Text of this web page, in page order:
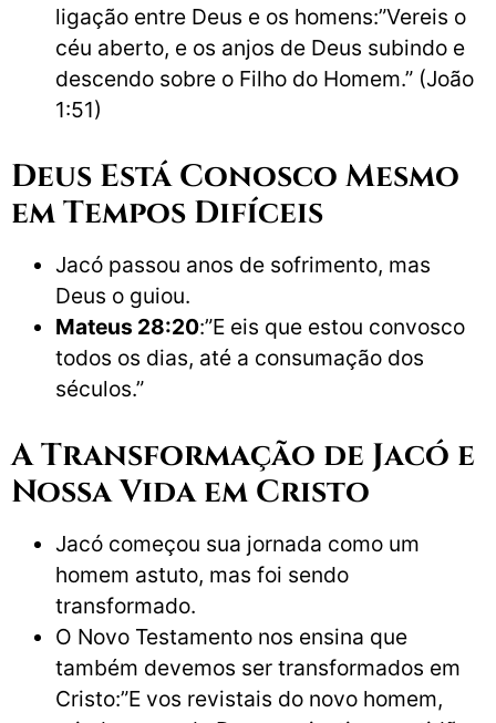
ligação entre Deus e os homens:”Vereis o
céu aberto, e os anjos de Deus subindo e
descendo sobre o Filho do Homem.” (João
1:51)
Deus Está Conosco Mesmo
em Tempos Difíceis
Jacó passou anos de sofrimento, mas
Deus o guiou.
Mateus 28:20:”E eis que estou convosco
todos os dias, até a consumação dos
séculos.”
A Transformação de Jacó e
Nossa Vida em Cristo
Jacó começou sua jornada como um
homem astuto, mas foi sendo
transformado.
O Novo Testamento nos ensina que
também devemos ser transformados em
Cristo:”E vos revistais do novo homem,